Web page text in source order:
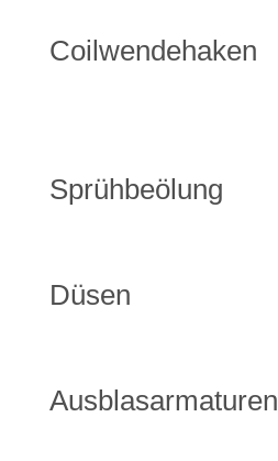
Coilwendehaken
Sprühbeölung
Düsen
Ausblasarmaturen